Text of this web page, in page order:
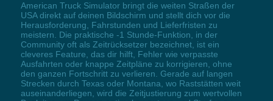
American Truck Simulator bringt die weiten Straßen der
USA direkt auf deinen Bildschirm und stellt dich vor die
Herausforderung, Fahrstunden und Lieferfristen zu
meistern. Die praktische -1 Stunde-Funktion, in der
Community oft als Zeitrücksetzer bezeichnet, ist ein
cleveres Feature, das dir hilft, Fehler wie verpasste
Ausfahrten oder knappe Zeitpläne zu korrigieren, ohne
den ganzen Fortschritt zu verlieren. Gerade auf langen
Strecken durch Texas oder Montana, wo Raststätten weit
auseinanderliegen, wird die Zeitjustierung zum wertvollen